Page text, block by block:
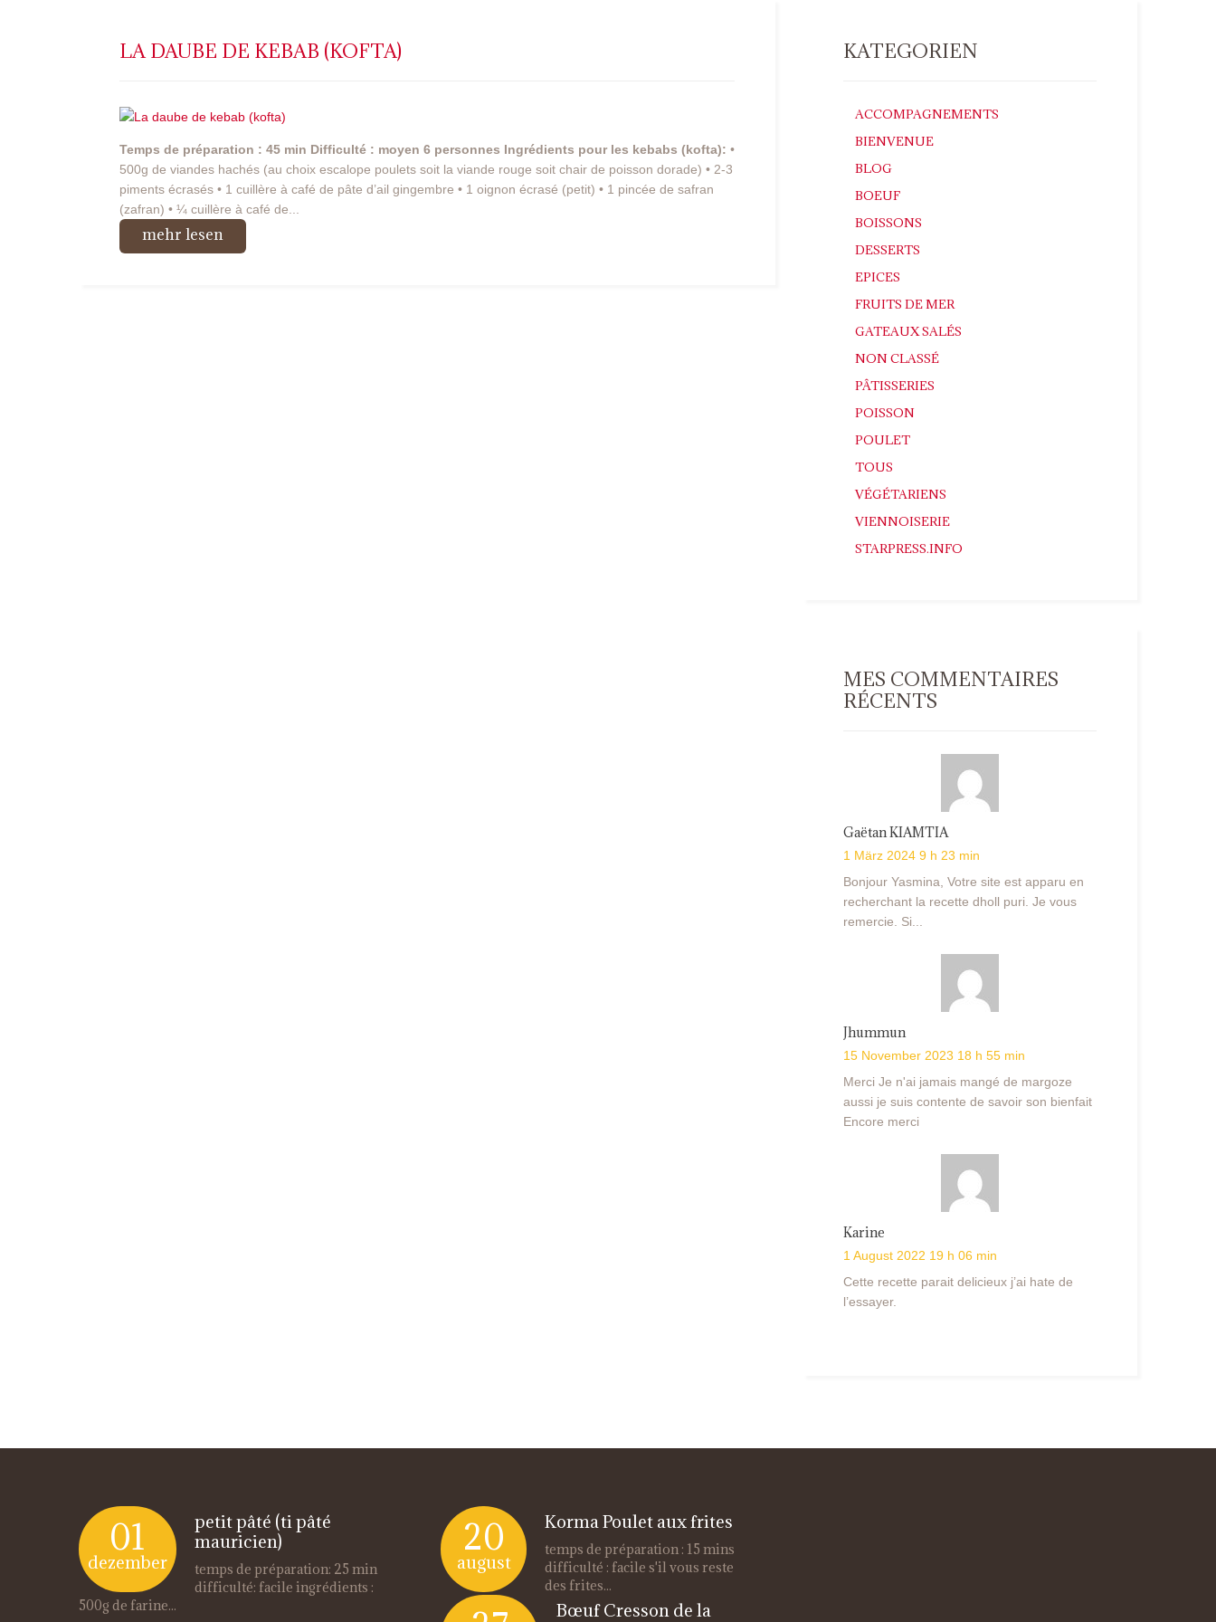
LA DAUBE DE KEBAB (KOFTA)
Temps de préparation : 45 min Difficulté : moyen 6 personnes Ingrédients pour les kebabs (kofta): •
500g de viandes hachés (au choix escalope poulets soit la viande rouge soit chair de poisson dorade) • 2-3
piments écrasés • 1 cuillère à café de pâte d’ail gingembre • 1 oignon écrasé (petit) • 1 pincée de safran
(zafran) • ¼ cuillère à café de...
mehr lesen
KATEGORIEN
ACCOMPAGNEMENTS
BIENVENUE
BLOG
BOEUF
BOISSONS
DESSERTS
EPICES
FRUITS DE MER
GATEAUX SALÉS
NON CLASSÉ
PÂTISSERIES
POISSON
POULET
TOUS
VÉGÉTARIENS
VIENNOISERIE
STARPRESS.INFO
MES COMMENTAIRES
RÉCENTS
Gaëtan KIAMTIA
1 März 2024 9 h 23 min
Bonjour Yasmina, Votre site est apparu en
recherchant la recette dholl puri. Je vous
remercie. Si...
Jhummun
15 November 2023 18 h 55 min
Merci Je n'ai jamais mangé de margoze
aussi je suis contente de savoir son bienfait
Encore merci
Karine
1 August 2022 19 h 06 min
Cette recette parait delicieux j’ai hate de
l’essayer.
01
dezember
petit pâté (ti pâté
mauricien)
temps de préparation: 25 min
difficulté: facile ingrédients :
500g de farine...
20
august
Korma Poulet aux frites
temps de préparation : 15 mins
difficulté : facile s'il vous reste
des frites...
Bœuf Cresson de la